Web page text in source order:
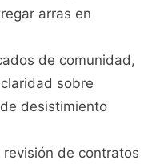
arras en
de comunidad,
sobre
desistimiento
de contratos